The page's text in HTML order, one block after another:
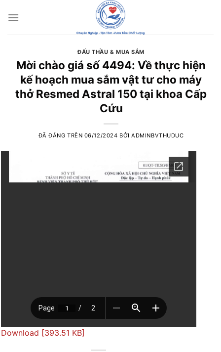
đến
ĐẤU THẦU & MUA SẮM
Mời chào giá số 4494: Về thực hiện
kế hoạch mua sắm vật tư cho máy
thở Resmed Astral 150 tại khoa Cấp
Cứu
ĐÃ ĐĂNG TRÊN 06/12/2024 BỞIADMINBVTHUDUC
Download [393.51 KB]